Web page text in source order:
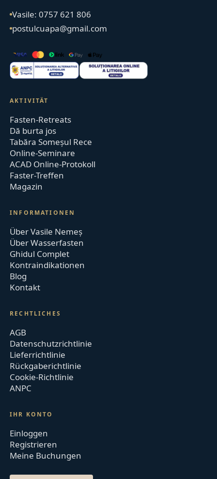
Vasile: 0757 621 806
postulcuapa@gmail.com
AKTIVITÄT
Fasten-Retreats
Dă burta jos
Tabăra Someșul Rece
Online-Seminare
ACAD Online-Protokoll
Faster-Treffen
Magazin
INFORMATIONEN
Über Vasile Nemeș
Über Wasserfasten
Ghidul Complet
Kontraindikationen
Blog
Kontakt
RECHTLICHES
AGB
Datenschutzrichtlinie
Lieferrichtlinie
Rückgaberichtlinie
Cookie-Richtlinie
ANPC
IHR KONTO
Einloggen
Registrieren
Meine Buchungen